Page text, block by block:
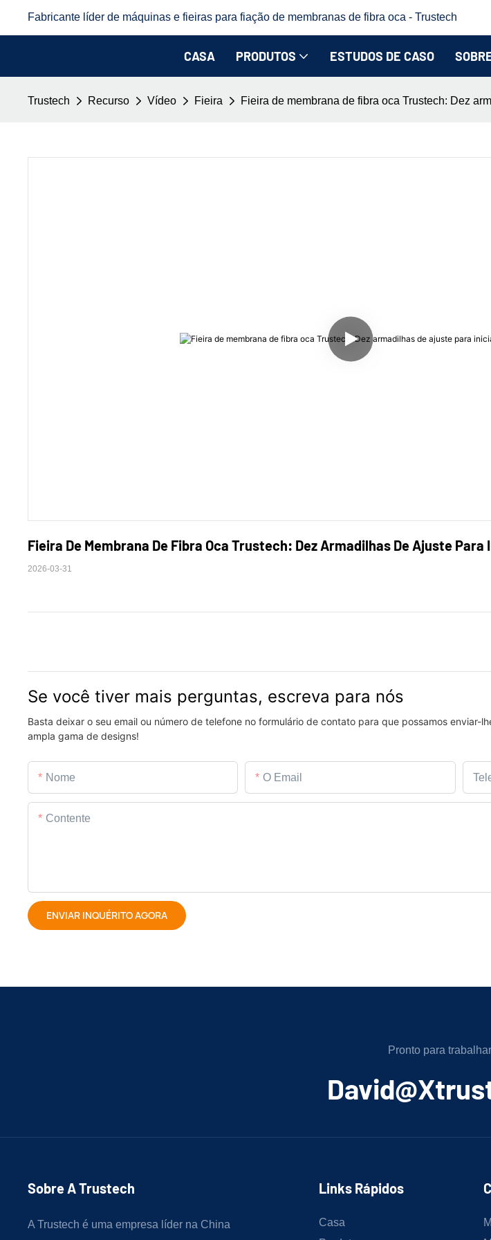
Fabricante líder de máquinas e fieiras para fiação de membranas de fibra oca - Trustech
CASA PRODUTOS ESTUDOS DE CASO
Trustech Recurso Vídeo Fieira Fieira de membrana de fibra oca Trustech: Dez
Fieira De Membrana De Fibra Oca Trustech: Dez Armadilhas De Ajuste
2026-03-31
Se você tiver mais perguntas, escreva para nós
Basta deixar o seu email ou número de telefone no formulário de contato para que possamos enviar-
ampla gama de designs!
Nome O Email
Contente
ENVIAR INQUÉRITO AGORA
Pronto para
Sobre A Trustech
A Trustech é uma empresa líder na China
Links Rápidos
Casa